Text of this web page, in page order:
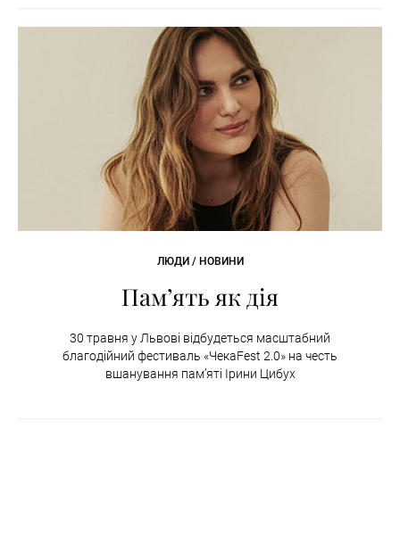
ЛЮДИ / НОВИНИ
Пам’ять як дія
30 травня у Львові відбудеться масштабний
благодійний фестиваль «ЧекаFest 2.0» на честь
вшанування пам’яті Ірини Цибух